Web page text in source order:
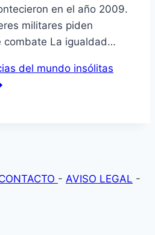
en el año 2009.
militares piden
combate La igualdad…
del mundo insólitas
- AVISO LEGAL -